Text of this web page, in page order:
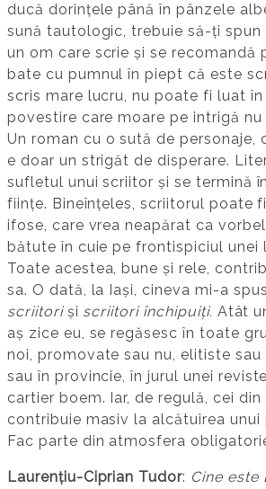
ducă dorințele până în pânzele
sună tautologic, trebuie să-ți
un om care scrie și se recomandă
bate cu pumnul în piept că este
scris mare lucru, nu poate fi luat în
povestire care moare pe intrigă
Un roman cu o sută de personaje,
e doar un strigăt de disperare.
sufletul unui scriitor și se termină
ființe. Bineînțeles, scriitorul poate
ifose, care vrea neapărat ca
bătute în cuie pe frontispiciul unei
Toate acestea, bune și rele,
sa. O dată, la Iași, cineva mi-a
scriitoriși scriitori închipuiți. Atât
aș zice eu, se regăsesc în toate
noi, promovate sau nu, elitiste sau
sau în provincie, în jurul unei
cartier boem. Iar, de regulă, cei
contribuie masiv la alcătuirea unui
Fac parte din atmosfera
Laurențiu-Ciprian Tudor: Cine este